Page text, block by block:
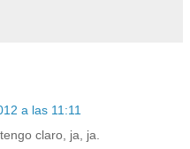
a las 11:11
claro, ja, ja.